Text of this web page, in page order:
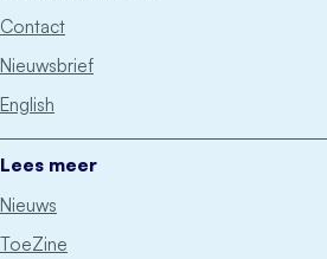
Contact
Nieuwsbrief
English
Lees meer
Nieuws
ToeZine